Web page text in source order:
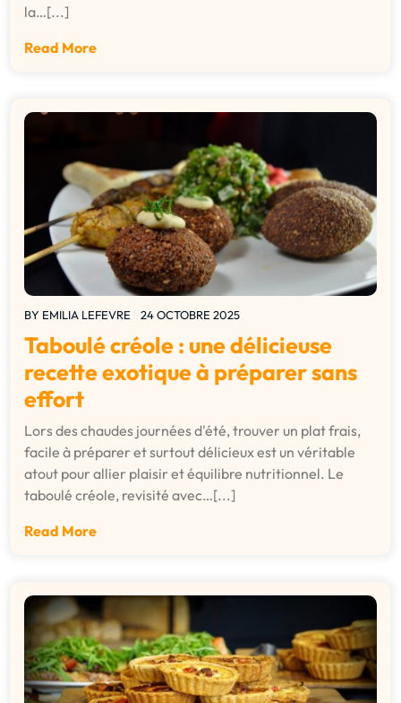
la…[...]
Read More
BY EMILIA LEFEVRE 24 OCTOBRE 2025
Taboulé créole : une délicieuse
recette exotique à préparer sans
effort
Lors des chaudes journées d'été, trouver un plat frais,
facile à préparer et surtout délicieux est un véritable
atout pour allier plaisir et équilibre nutritionnel. Le
taboulé créole, revisité avec…[...]
Read More